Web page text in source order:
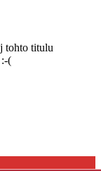
tohto titulu
(